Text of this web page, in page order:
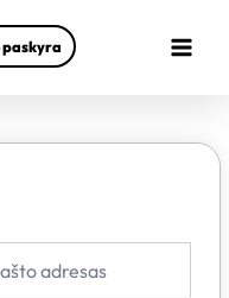
paskyra
Menu